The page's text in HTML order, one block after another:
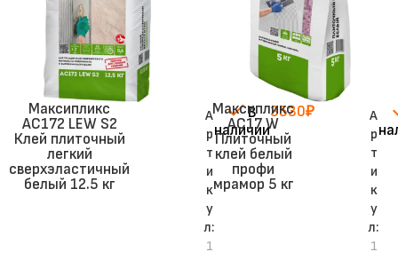
Максипликс
AC172 LEW S2
Клей плиточный
легкий
сверхэластичный
белый 12.5 кг
А
р
т
и
к
у
л:
1
В
наличии
3530₽
Максипликс
АС17 W
Плиточный
клей белый
профи
мрамор 5 кг
А
р
т
и
к
у
л:
1